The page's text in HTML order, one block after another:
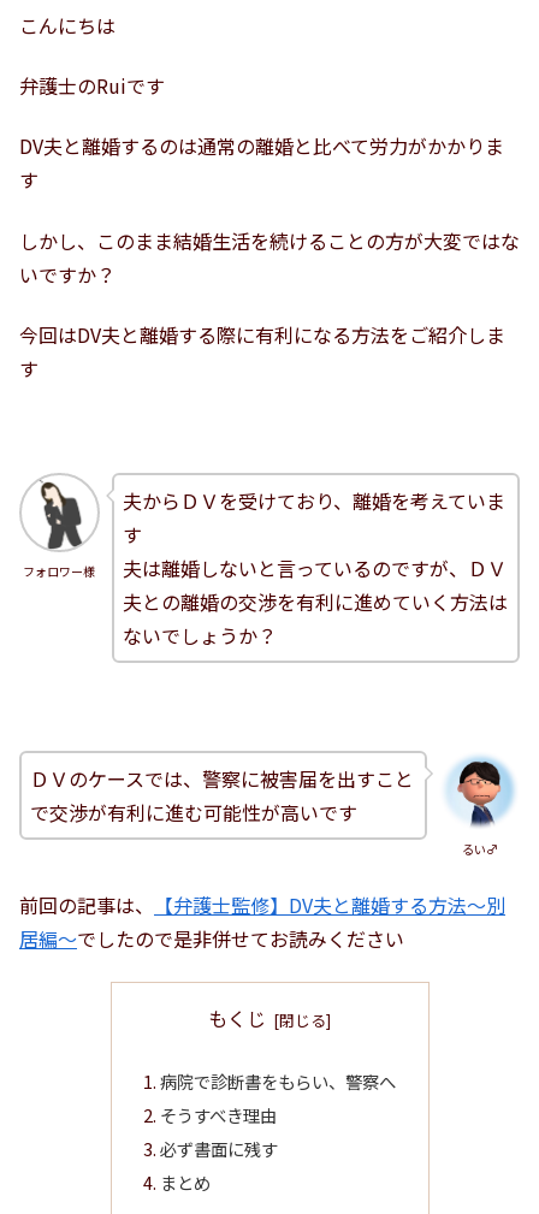
こんにちは
弁護士のRuiです
DV夫と離婚するのは通常の離婚と比べて労力がかかりま
す
しかし、このまま結婚生活を続けることの方が大変ではな
いですか？
今回はDV夫と離婚する際に有利になる方法をご紹介しま
す
フォロワー様
夫からＤＶを受けており、離婚を考えていま
す
夫は離婚しないと言っているのですが、ＤＶ
夫との離婚の交渉を有利に進めていく方法は
ないでしょうか？
るい♂
ＤＶのケースでは、警察に被害届を出すこと
で交渉が有利に進む可能性が高いです
前回の記事は、
【弁護士監修】DV夫と離婚する方法～別
居編～でしたので是非併せてお読みください
もくじ
病院で診断書をもらい、警察へ
そうすべき理由
必ず書面に残す
まとめ